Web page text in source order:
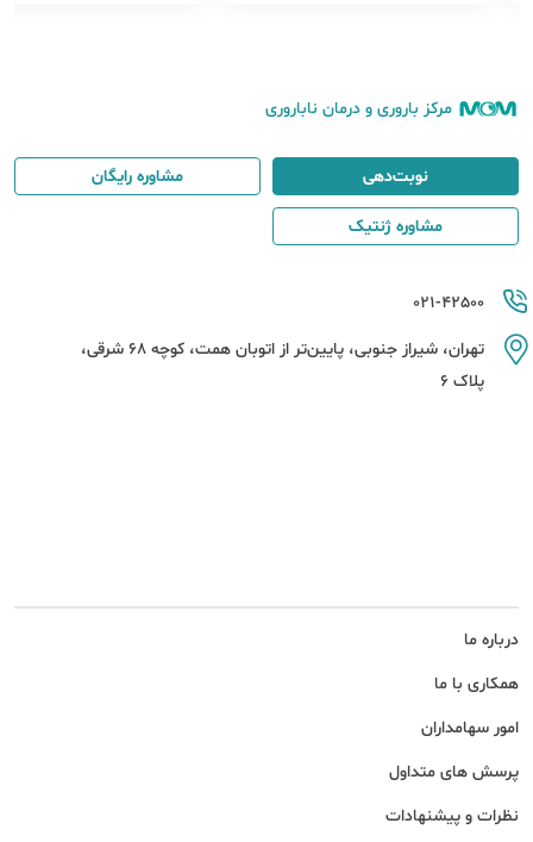
مرکز باروری و درمان ناباروری
درباره ما
همکاری با ما
امور سهامداران
پرسش های متداول
نظرات و پیشنهادات
021-42500
تهران، شیراز جنوبی، پایین‌تر از اتوبان همت، کوچه 68 شرقی،
پلاک 6
نوبت‌دهی مشاوره رایگان
مشاوره ژنتیک